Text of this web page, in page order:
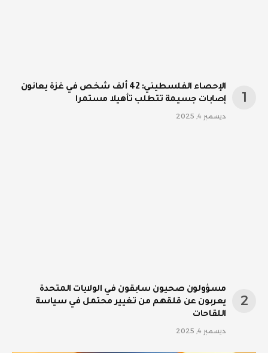
الإحصاء الفلسطيني: 42 ألف شخص في غزة يعانون
إصابات جسيمة تتطلب تأهيلا مستمرا
ديسمبر 4, 2025
مسؤولون صحيون سابقون في الولايات المتحدة
يعربون عن قلقهم من تغيير محتمل في سياسة
اللقاحات
ديسمبر 4, 2025